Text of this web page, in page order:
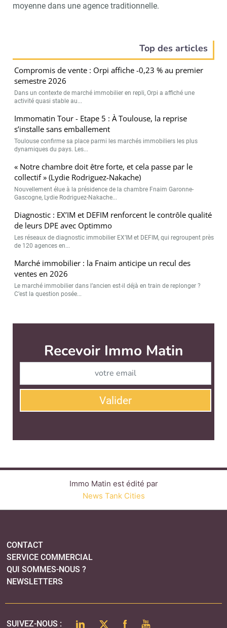
moyenne dans une agence traditionnelle.
Top des articles
Compromis de vente : Orpi affiche -0,23 % au premier
semestre 2026
Dans un contexte de marché immobilier en repli, Orpi a affiché une
activité quasi stable au...
Immomatin Tour - Etape 5 : À Toulouse, la reprise
s’installe sans emballement
Toulouse confirme sa place parmi les marchés immobiliers les plus
dynamiques du pays. Les...
« Notre chambre doit être forte, et cela passe par le
collectif » (Lydie Rodriguez-Nakache)
Nouvellement élue à la présidence de la chambre Fnaim Garonne-
Gascogne, Lydie Rodriguez-Nakache...
Diagnostic : EX’IM et DEFIM renforcent le contrôle qualité
de leurs DPE avec Optimmo
Les réseaux de diagnostic immobilier EX’IM et DEFIM, qui regroupent près
de 120 agences en...
Marché immobilier : la Fnaim anticipe un recul des
ventes en 2026
Le marché immobilier dans l’ancien est-il déjà en train de replonger ?
C’est la question posée...
Recevoir Immo Matin
Valider
Immo Matin est édité par
News Tank Cities
CONTACT
SERVICE COMMERCIAL
QUI SOMMES-NOUS ?
NEWSLETTERS
SUIVEZ-NOUS : LINKEDINTWITTERFACEBOOK
YOUTUBE